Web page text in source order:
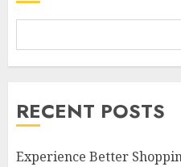
RECENT POSTS
Experience Better